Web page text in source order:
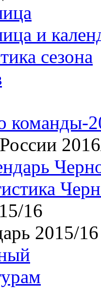
и
сезона
команды-
16
2015/16